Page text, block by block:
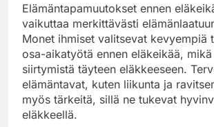
Elämäntapamuutokset ennen
vaikuttaa merkittävästi
Monet ihmiset valitsevat kevyempiä
osa-aikatyötä ennen eläkeikää,
siirtymistä täyteen eläkkeeseen.
elämäntavat, kuten liikunta ja
myös tärkeitä, sillä ne tukevat
eläkkeellä.